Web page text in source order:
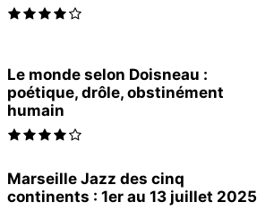
Le monde selon Doisneau :
poétique, drôle, obstinément
humain
Marseille Jazz des cinq
continents : 1er au 13 juillet 2025